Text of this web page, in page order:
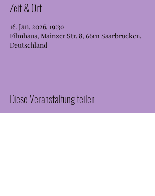
Zeit & Ort
16. Jan. 2026, 19:30
Filmhaus, Mainzer Str. 8, 66111 Saarbrücken,
Deutschland
Diese Veranstaltung teilen